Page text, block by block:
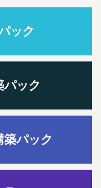
ック
パック
築パック